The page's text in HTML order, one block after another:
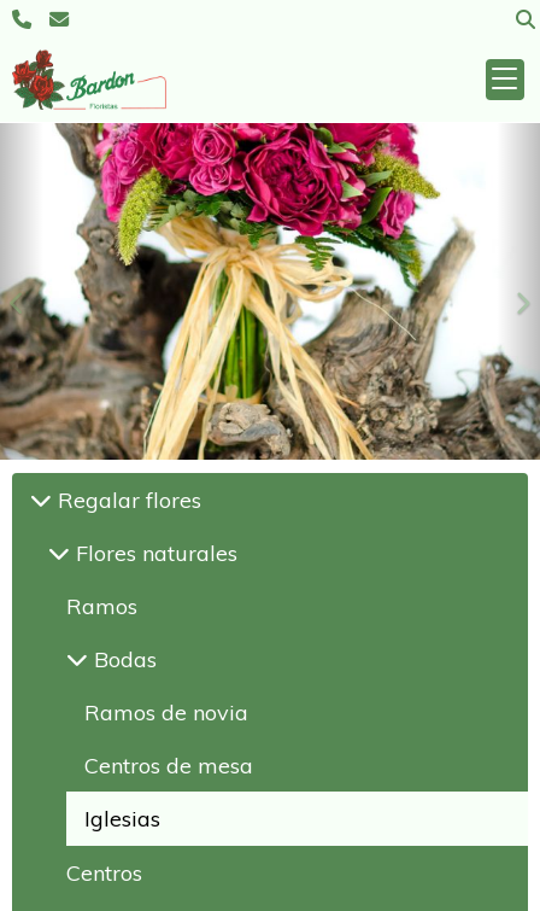
Anterior
Regalar flores
Flores naturales
Ramos
Bodas
Ramos de novia
Centros de mesa
Iglesias
Centros